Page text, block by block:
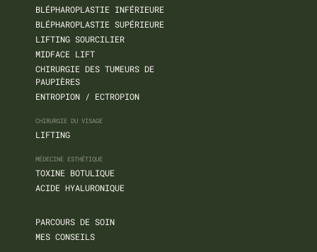
BLÉPHAROPLASTIE INFÉRIEURE
BLÉPHAROPLASTIE SUPÉRIEURE
LIFTING SOURCILIER
MIDFACE LIFT
CHIRURGIE DES TUMEURS DE
PAUPIÈRES
ENTROPION / ECTROPION
CHIRURGIE DU VISAGE
LIFTING
MÉDECINE ESTHÉTIQUE
TOXINE BOTULIQUE
ACIDE HYALURONIQUE
PARCOURS DE SOIN
MES CONSEILS